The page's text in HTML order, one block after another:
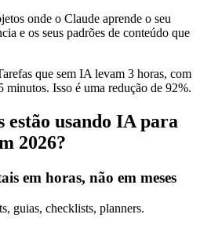
onde o Claude aprende o seu
e os seus padrões de conteúdo que
que sem IA levam 3 horas, com
minutos. Isso é uma redução de 92%.
estão usando IA para
2026?
em horas, não em meses
guias, checklists, planners.